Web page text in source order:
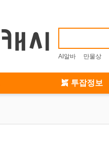
AI알바 만물상
투잡정보